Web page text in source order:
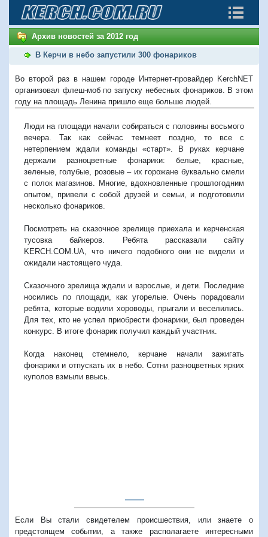
Архив новостей за 2012 год
В Керчи в небо запустили 300 фонариков
Во второй раз в нашем городе Интернет-провайдер KerchNET
организовал флеш-моб по запуску небесных фонариков. В этом
году на площадь Ленина пришло еще больше людей.
Люди на площади начали собираться с половины восьмого
вечера. Так как сейчас темнеет поздно, то все с
нетерпением ждали команды «старт». В руках керчане
держали разноцветные фонарики: белые, красные,
зеленые, голубые, розовые – их горожане буквально смели
с полок магазинов. Многие, вдохновленные прошлогодним
опытом, привели с собой друзей и семьи, и подготовили
несколько фонариков.
Посмотреть на сказочное зрелище приехала и керченская
тусовка байкеров. Ребята рассказали сайту
KERCH.COM.UA, что ничего подобного они не видели и
ожидали настоящего чуда.
Сказочного зрелища ждали и взрослые, и дети. Последние
носились по площади, как угорелые. Очень порадовали
ребята, которые водили хороводы, прыгали и веселились.
Для тех, кто не успел приобрести фонарики, был проведен
конкурс. В итоге фонарик получил каждый участник.
Когда наконец стемнело, керчане начали зажигать
фонарики и отпускать их в небо. Сотни разноцветных ярких
куполов взмыли ввысь.
Если Вы стали свидетелем происшествия, или знаете о
предстоящем событии, а также располагаете интересными